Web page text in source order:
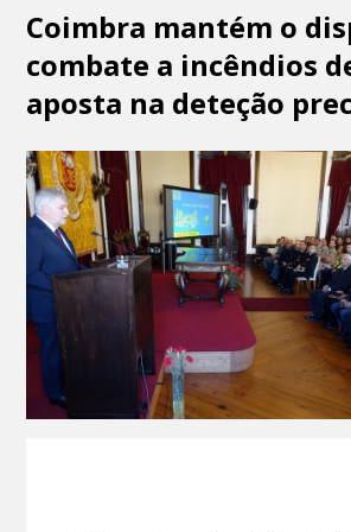
Coimbra mantém o
combate a incêndios
aposta na deteção